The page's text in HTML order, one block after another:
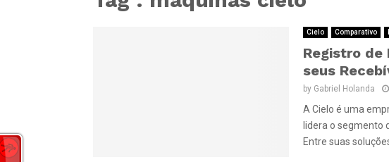
Cielo Comparativo
Registro de
seus
by Gabriel Holanda
A Cielo é uma
lidera o segmento
Entre suas